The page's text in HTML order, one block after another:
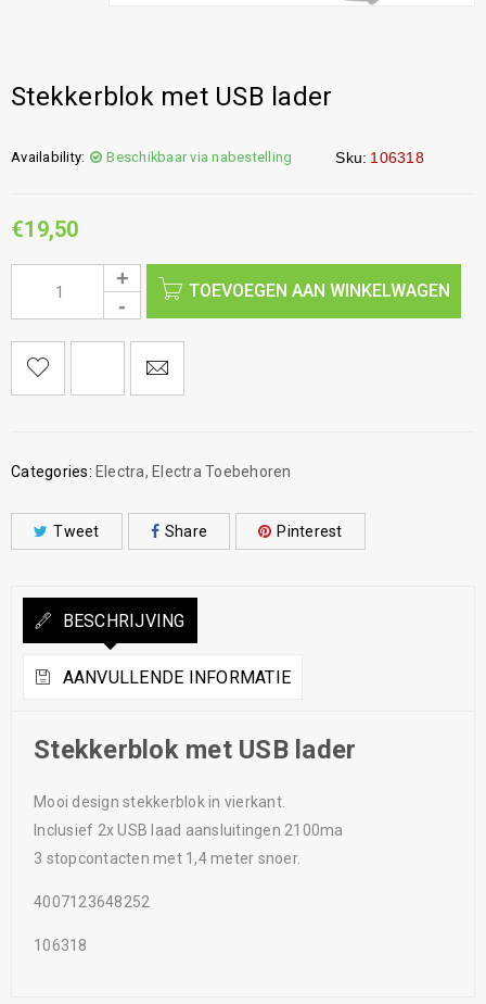
Stekkerblok met USB lader
Availability: Beschikbaar via nabestelling Sku: 106318
€19,50
TOEVOEGEN AAN WINKELWAGEN
Categories: Electra, Electra Toebehoren
Tweet Share Pinterest
BESCHRIJVING
AANVULLENDE INFORMATIE
Stekkerblok met USB lader
Mooi design stekkerblok in vierkant.
Inclusief 2x USB laad aansluitingen 2100ma
3 stopcontacten met 1,4 meter snoer.
4007123648252
106318